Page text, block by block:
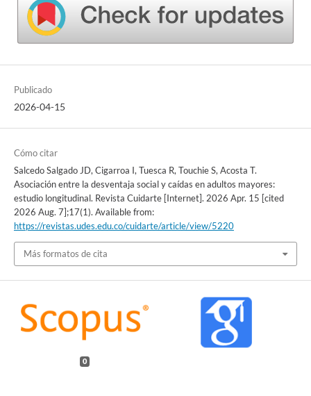
Publicado
2026-04-15
Cómo citar
Salcedo Salgado JD, Cigarroa I, Tuesca R, Touchie S, Acosta T.
Asociación entre la desventaja social y caídas en adultos mayores:
estudio longitudinal. Revista Cuidarte [Internet]. 2026 Apr. 15 [cited
2026 Aug. 7];17(1). Available from:
https://revistas.udes.edu.co/cuidarte/article/view/5220
Más formatos de cita
0